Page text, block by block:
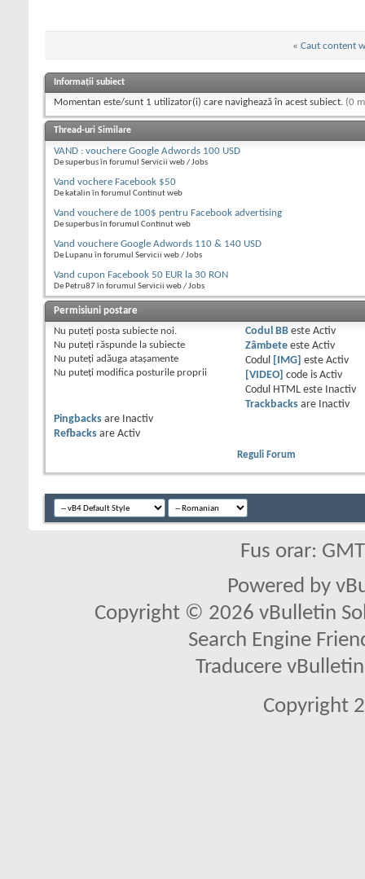
« Caut content
Informații subiect
Momentan este/sunt 1 utilizator(i) care navighează în acest subiect. (0
Thread-uri Similare
VAND : vouchere Google Adwords 100 USD
De superbus în forumul Servicii web / Jobs
Vand vochere Facebook $50
De katalin în forumul Continut web
Vand vouchere de 100$ pentru Facebook advertising
De superbus în forumul Continut web
Vand vouchere Google Adwords 110 & 140 USD
De Lupanu în forumul Servicii web / Jobs
Vand cupon Facebook 50 EUR la 30 RON
De Petru87 în forumul Servicii web / Jobs
Permisiuni postare
Nu puteţi posta subiecte noi.
Nu puteţi răspunde la subiecte
Nu puteţi adăuga ataşamente
Nu puteţi modifica posturile proprii
Codul BBeste Activ
Zâmbeteeste Activ
Codul
[IMG] este Activ
[VIDEO]
code is Activ
Codul HTML este
Inactiv
Trackbacksare
Inactiv
Pingbacks are
Inactiv
Refbacks are Activ
Reguli Forum
Fus orar:
Powered by
Copyright © 2026 vBulletin
Search Engine
Traducere
Copyright